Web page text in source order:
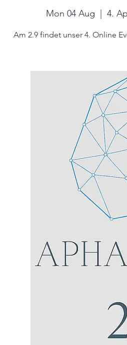
Mon 04 Aug
  |
4.
Am 2.9 findet unser 4. Online